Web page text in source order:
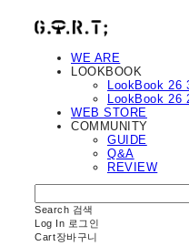
WE ARE
LOOKBOOK
LookBook 26
LookBook 26
WEB STORE
COMMUNITY
GUIDE
Q&A
REVIEW
Search 검색
Log In 로그인
Cart장바구니